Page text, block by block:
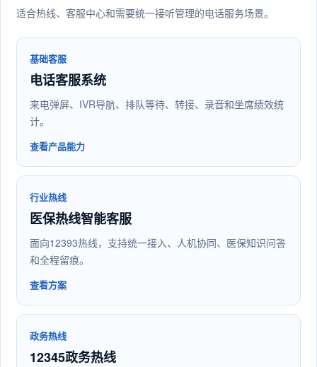
适合热线、客服中心和需要统一接听管理的电话服务场景。
基础客服
电话客服系统
来电弹屏、IVR导航、排队等待、转接、录音和坐席绩效统
计。
查看产品能力
行业热线
医保热线智能客服
面向12393热线，支持统一接入、人机协同、医保知识问答
和全程留痕。
查看方案
政务热线
12345政务热线